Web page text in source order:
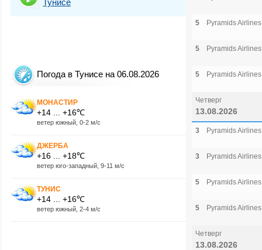
Погода в Тунисе на 06.08.2026
МОНАСТИР
+14 ... +16℃
ветер южный, 0-2 м/с
ДЖЕРБА
+16 ... +18℃
ветер юго-западный, 9-11 м/с
ТУНИС
+14 ... +16℃
ветер южный, 2-4 м/с
5 Pyramids Airlines
5 Pyramids Airlines
5 Pyramids Airlines
Четверг
13.08.2026
3 Pyramids Airlines
3 Pyramids Airlines
5 Pyramids Airlines
5 Pyramids Airlines
Четверг
13.08.2026